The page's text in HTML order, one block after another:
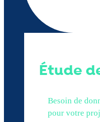
Étude
Besoin de
pour votre